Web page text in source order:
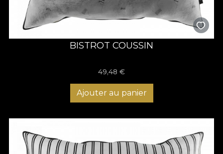
BISTROT COUSSIN
49,48 €
Ajouter au panier